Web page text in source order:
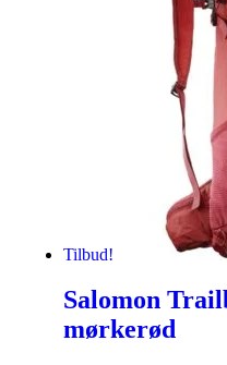
Tilbud!
Salomon
mørkerød